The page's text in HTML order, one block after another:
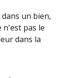
un bien,
n'est pas le
dans la